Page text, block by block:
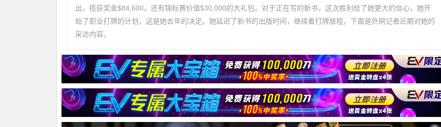
出，揽获奖金$84,600，还有锦标赛价值$30,000的大礼包。对于正在写的新书，这次胜利给了她更大的信心，她开
始了职业打牌的计划，这是她去年的决定。她延迟了新书的出版时间，继续着打牌旅程，下面是外网记者近期对她的
采访内容。